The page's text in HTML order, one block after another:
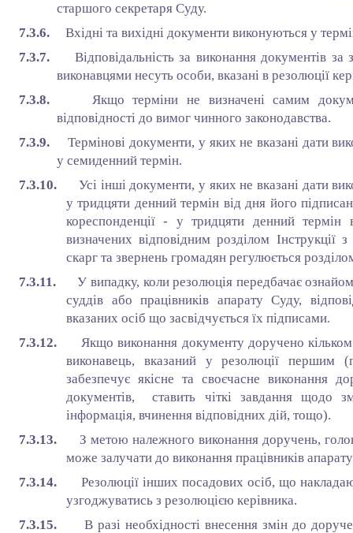
старшого секретаря Суду.
7.3.6. Вхідні та вихідні документи виконуються у
7.3.7. Відповідальність за виконання документів
виконавцями несуть особи, вказані в резолюції
7.3.8. Якщо терміни не визначені самим
відповідності до вимог чинного законодавства.
7.3.9.Термінові документи, у яких не вказані дати
у семиденний термін.
7.3.10. Усі інші документи, у яких не вказані дати
у тридцяти денний термін від дня його
кореспонденції - у тридцяти денний термін
визначених відповідним розділом Інструкції
скарг та звернень громадян регулюється
7.3.11.У випадку, коли резолюція передбачає
суддів або працівників апарату Суду,
вказаних осіб що засвідчується їх підписами.
7.3.12.Якщо виконання документу доручено
виконавець, вказаний у резолюції першим
забезпечує якісне та своєчасне виконання
документів, ставить чіткі завдання щодо
інформація, вчинення відповідних дій, тощо).
7.3.13.З метою належного виконання доручень,
може залучати до виконання працівників
7.3.14. Резолюції інших посадових осіб, що
узгоджуватись з резолюцією керівника.
7.3.15.В разі необхідності внесення змін до